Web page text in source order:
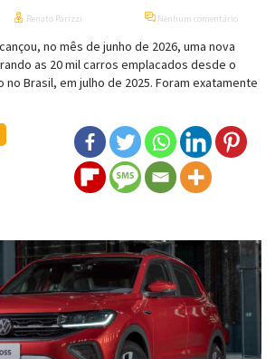
Renato Parizzi Nenhum comentário
no mês de junho de 2026, uma nova
as 20 mil carros emplacados desde o
no Brasil, em julho de 2025. Foram exatamente